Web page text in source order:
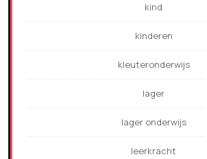
kind
kinderen
kleuteronderwijs
lager
lager onderwijs
leerkracht